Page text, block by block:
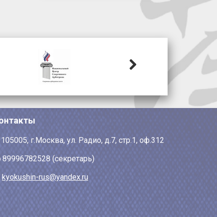
г.Москва, ул. Радио, д.7, стр.1, оф.312
89996782528 (секретарь)
kyokushin-rus@yandex.ru